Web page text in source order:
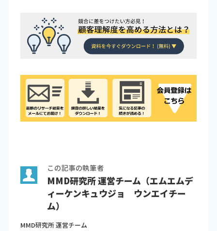
この記事の執筆者
MMD研究所 運営チーム（エムエムデ
ィーケンキュウジョ ウンエイチー
ム）
MMD研究所 運営チーム